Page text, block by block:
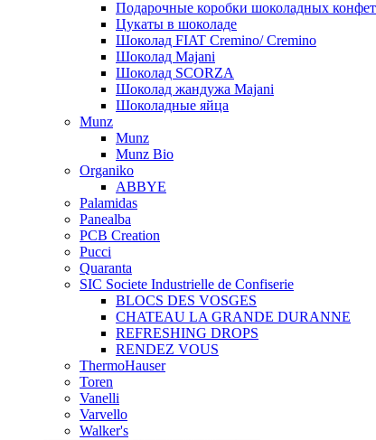
Подарочные коробки шоколадных конфет
Цукаты в шоколаде
Шоколад FIAT Cremino/ Cremino
Шоколад Majani
Шоколад SCORZA
Шоколад жандужа Majani
Шоколадные яйца
Munz
Munz
Munz Bio
Organiko
ABBYE
Palamidas
Panealba
PCB Creation
Pucci
Quaranta
SIC Societe Industrielle de Confiserie
BLOCS DES VOSGES
CHATEAU LA GRANDE DURANNE
REFRESHING DROPS
RENDEZ VOUS
ThermoHauser
Toren
Vanelli
Varvello
Walker's